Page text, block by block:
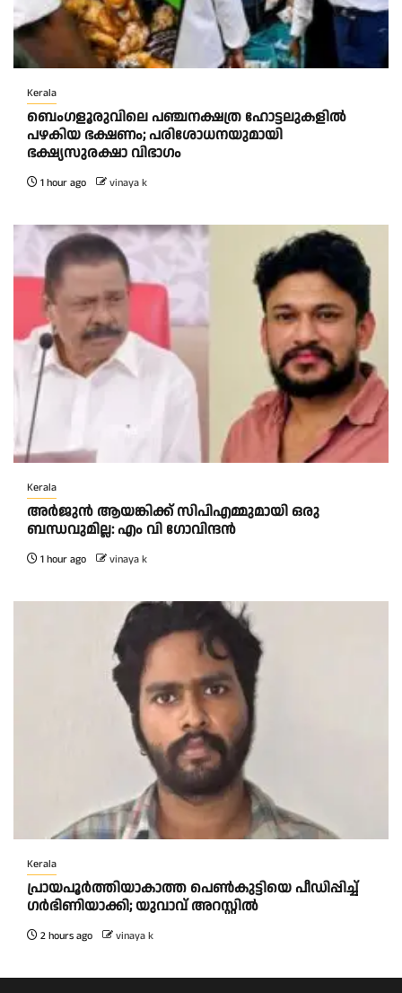
Kerala
ബെംഗളൂരുവിലെ പഞ്ചനക്ഷത്ര ഹോട്ടലുകളിൽ
പഴകിയ ഭക്ഷണം; പരിശോധനയുമായി
ഭക്ഷ്യസുരക്ഷാ വിഭാഗം
1 hour ago vinaya k
Kerala
അര്‍ജുന്‍ ആയങ്കിക്ക് സിപിഎമ്മുമായി ഒരു
ബന്ധവുമില്ല: എം വി ഗോവിന്ദന്‍
1 hour ago vinaya k
Kerala
പ്രായപൂർത്തിയാകാത്ത പെൺകുട്ടിയെ പീഡിപ്പിച്ച്
ഗർഭിണിയാക്കി; യുവാവ് അറസ്റ്റിൽ
2 hours ago vinaya k